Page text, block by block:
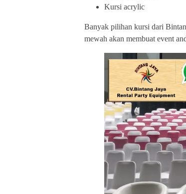
Kursi acrylic
Banyak pilihan kursi dari
mewah akan membuat event